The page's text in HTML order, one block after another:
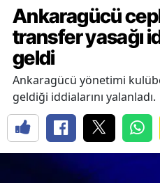
Ankaragücü
transfer yasağı
geldi
Ankaragücü yönetimi
geldiği iddialarını yalanladı.